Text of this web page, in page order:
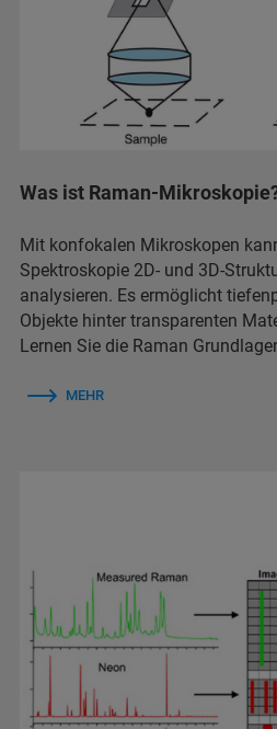
Was ist Raman-
Mit konfokalen Mikroskopen
Spektroskopie 2D- und 3D-
analysieren. Es ermöglicht
Objekte hinter transparenten
Lernen Sie die Raman
MEHR